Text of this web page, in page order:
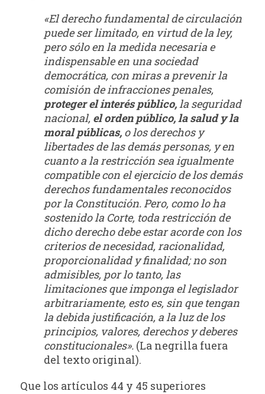
«El derecho fundamental de circulación
puede ser limitado, en virtud de la ley,
pero sólo en la medida necesaria e
indispensable en una sociedad
democrática, con miras a prevenir la
comisión de infracciones penales,
proteger el interés público, la seguridad
nacional, el orden público, la salud y la
moral públicas, o los derechos y
libertades de las demás personas, y en
cuanto a la restricción sea igualmente
compatible con el ejercicio de los demás
derechos fundamentales reconocidos
por la Constitución. Pero, como lo ha
sostenido la Corte, toda restricción de
dicho derecho debe estar acorde con los
criterios de necesidad, racionalidad,
proporcionalidad y finalidad; no son
admisibles, por lo tanto, las
limitaciones que imponga el legislador
arbitrariamente, esto es, sin que tengan
la debida justificación, a la luz de los
principios, valores, derechos y deberes
constitucionales». (La negrilla fuera
del texto original).
Que los artículos 44 y 45 superiores